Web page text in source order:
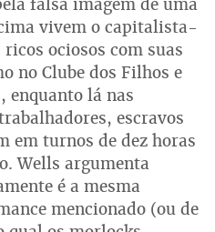
vivem o capitalista-
ricos ociosos com suas
no Clube dos Filhos e
enquanto lá nas
escravos
em turnos de dez horas
Wells argumenta
é a mesma
mencionado (ou de